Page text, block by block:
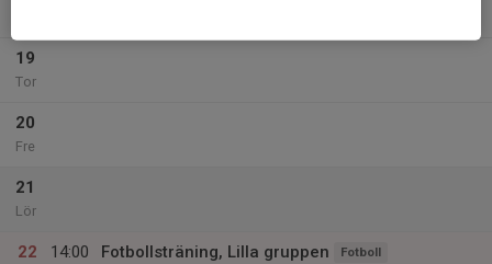
19
Tor
20
Fre
21
Lör
22
14:00
Fotbollsträning, Lilla gruppen Fotboll